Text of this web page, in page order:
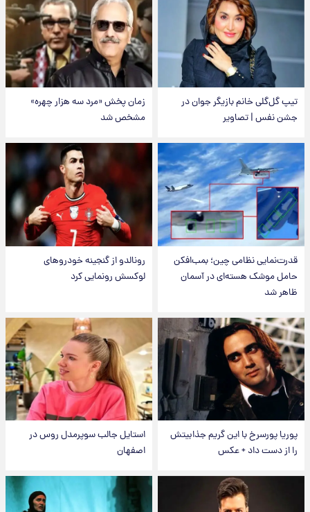
تیپ گل‌گلی خانم بازیگر جوان در
جشن نفس | تصاویر
زمان پخش «مرد سه هزار چهره»
مشخص شد
قدرت‌نمایی نظامی چین؛ بمب‌افکن
حامل موشک هسته‌ای در آسمان
ظاهر شد
رونالدو از گنجینه خودروهای
لوکسش رونمایی کرد
پوریا پورسرخ با این گریم جذابیتش
را از دست داد + عکس
استایل جالب سوپرمدل روس در
اصفهان